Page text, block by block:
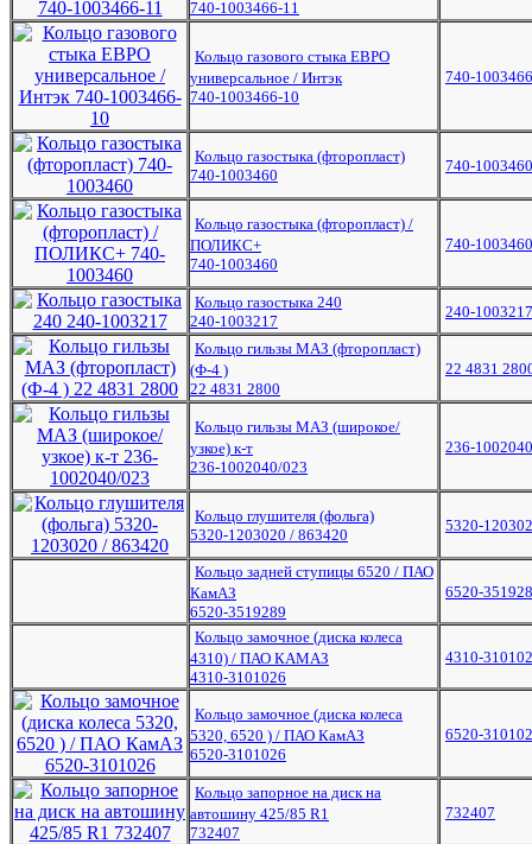
740-1003466-11
Кольцо газового стыка ЕВРО
универсальное / Интэк
740-1003466-10
740-
Кольцо газостыка (фторопласт)
740-1003460
740-1003460
Кольцо газостыка (фторопласт) /
ПОЛИКС+
740-1003460
740-1003460
Кольцо газостыка 240
240-1003217
240-1003217
Кольцо гильзы МАЗ (фторопласт)
(Ф-4 )
22 4831 2800
22 4831
Кольцо гильзы МАЗ (широкое/
узкое) к-т
236-1002040/023
236-
Кольцо глушителя (фольга)
5320-1203020 / 863420
5320-
Кольцо задней ступицы 6520 / ПАО
КамАЗ
6520-3519289
6520-
Кольцо замочное (диска колеса
4310) / ПАО КАМАЗ
4310-3101026
4310-
Кольцо замочное (диска колеса
5320, 6520 ) / ПАО КамАЗ
6520-3101026
6520-
Кольцо запорное на диск на
автошину 425/85 R1
732407
732407